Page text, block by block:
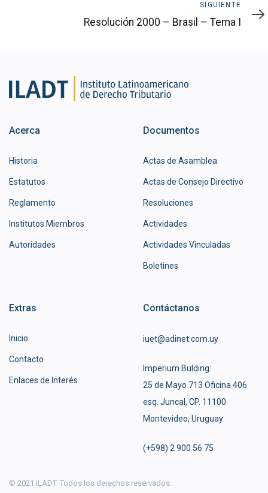
SIGUIENTE
Resolución 2000 – Brasil – Tema I
Acerca
Historia
Estatutos
Reglamento
Institutos Miembros
Autoridades
Documentos
Actas de Asamblea
Actas de Consejo Directivo
Resoluciones
Actividades
Actividades Vinculadas
Boletines
Extras
Inicio
Contacto
Enlaces de Interés
Contáctanos
iuet@adinet.com.uy
Imperium Bulding:
25 de Mayo 713 Oficina 406
esq. Juncal, CP. 11100
Montevideo, Uruguay
(+598) 2 900 56 75
© 2021 ILADT. Todos los derechos reservados.